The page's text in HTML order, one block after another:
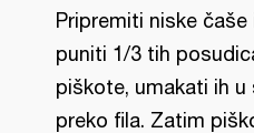
Pripremiti niske
puniti 1/3 tih
piškote, umakati ih
preko fila. Zatim